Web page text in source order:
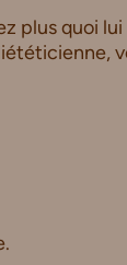
plus quoi